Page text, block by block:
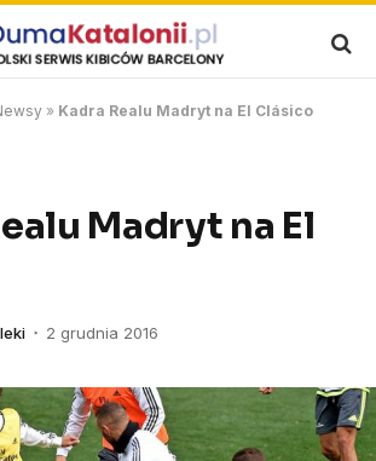
» Kadra Realu Madryt na El Clásico
Madryt na El
2 grudnia 2016